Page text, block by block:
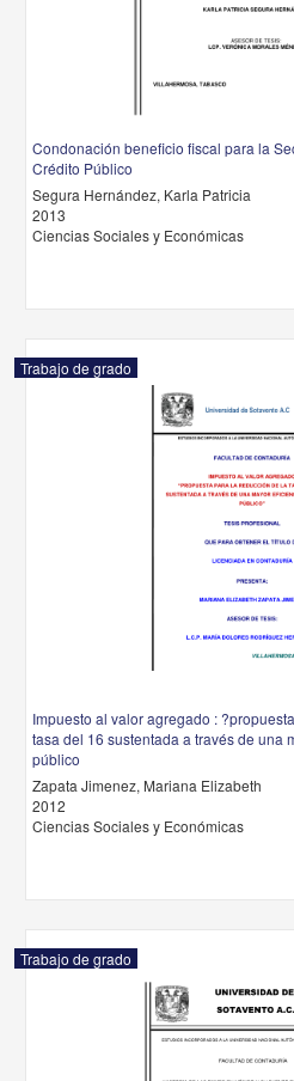
Condonación beneficio fiscal para la
Crédito Público
Segura Hernández, Karla Patricia
2013
Ciencias Sociales y Económicas
Trabajo de grado
Impuesto al valor agregado :
tasa del 16 sustentada a través de una
público
Zapata Jimenez, Mariana Elizabeth
2012
Ciencias Sociales y Económicas
Trabajo de grado